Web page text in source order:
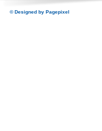
© Designed by Pagepixel